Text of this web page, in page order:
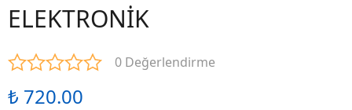
ELEKTRONİK
0 Değerlendirme
₺ 720.00